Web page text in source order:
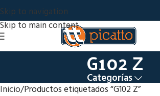
Skip to navigation
Skip to main content
G102 Z
Categorías
Inicio Productos etiquetados “G102 Z”